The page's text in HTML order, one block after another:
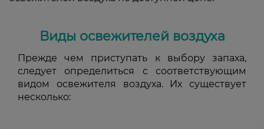
Виды освежителей воздуха
Прежде чем приступать к выбору запаха,
следует определиться с соответствующим
видом освежителя воздуха. Их существует
несколько: